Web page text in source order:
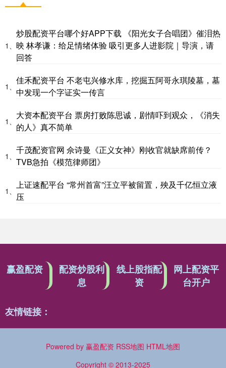
1、
炒股配资平台哪个好APP下载 《阳光女子合唱团》催泪热
映 林孝谦：给足情绪体验 吸引更多人进影院｜导演，请
回答
1、
佳禾配资平台 不老屯兴修水库，挖掘五阿哥永琪陵墓，墓
中发现一个字证实一传言
1、
大资本配资平台 票房打败陈思诚，剧情吓到观众，《消失
的人》真不简单
1、
千茂配资官网 佘诗曼《正义女神》刚收官就缺席前传？
TVB急拍《模范律师团》
1、
上证速配平台 “常州首富”汪立平被留置，殃及千亿恒立液
压
赢盈配资
配资炒股利
息
线上股指配
资
网上配资平
台开户
友情链接：
Powered by 赢盈配资 RSS地图 HTML地图
Copyright © 2013-2025